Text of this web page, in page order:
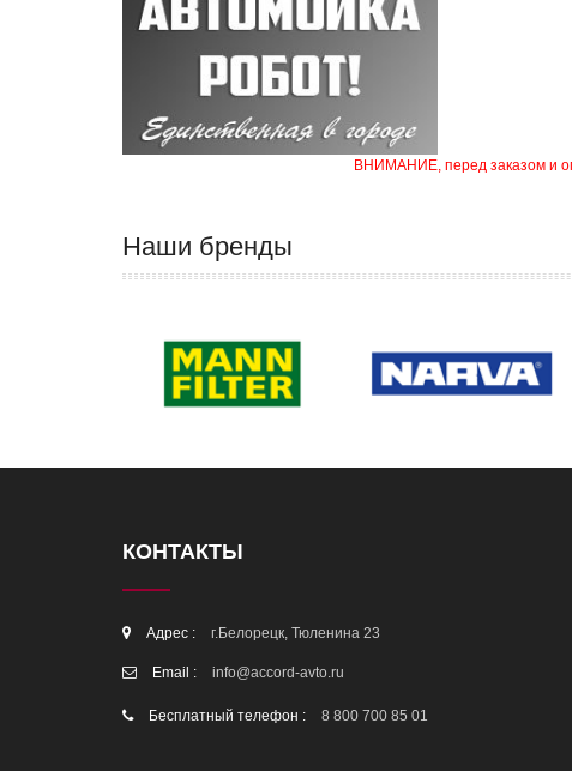
ВНИМАНИЕ, перед заказом и
Наши бренды
КОНТАКТЫ
Адрес : г.Белорецк, Тюленина 23
Email : info@accord-avto.ru
Бесплатный телефон : 8 800 700 85 01